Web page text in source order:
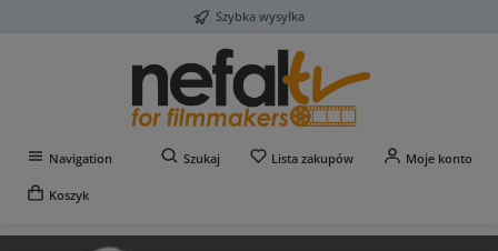
Szybka wysyłka
Navigation Szukaj Lista zakupówMasz 0 przedmioty na
Moje konto
Koszyk